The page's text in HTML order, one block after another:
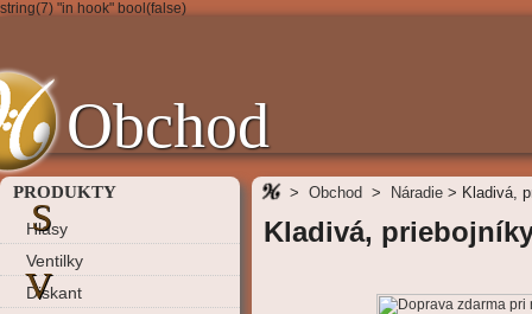
string(7) "in hook" bool(false)
Obchod
PRODUKTY
Hlasy
Ventilky
Diskant
S
V
> Obchod > Náradie > Kladivá,
Kladivá,